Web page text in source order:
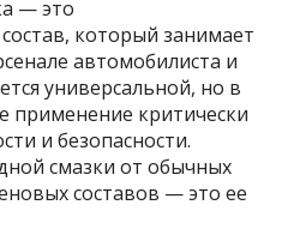
— это
который занимает
автомобилиста и
универсальной, но в
применение критически
и безопасности.
смазки от обычных
составов — это ее